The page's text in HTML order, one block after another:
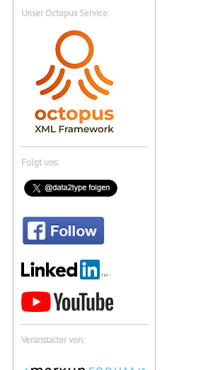
Unser Octopus Service:
Folgt uns:
Veranstalter von: